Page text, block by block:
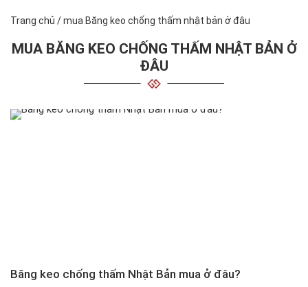
Trang chủ /mua Băng keo chống thấm nhật bản ở đâu
MUA BĂNG KEO CHỐNG THẤM NHẬT BẢN Ở
ĐÂU
Băng keo chống thấm Nhật Bản mua ở đâu?